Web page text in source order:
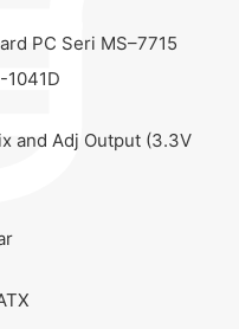
PC Seri MS–7715
1041D
and Adj Output (3.3V